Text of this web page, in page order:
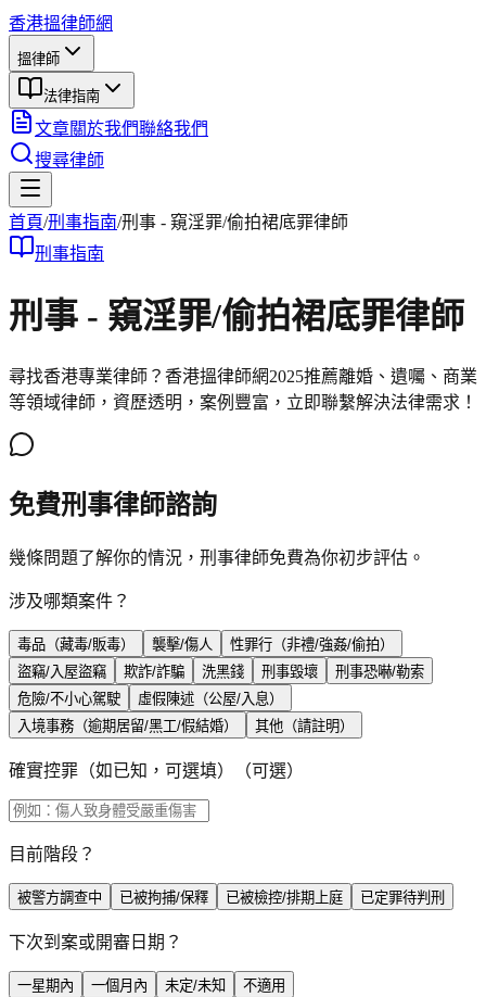
香港搵律師網
搵律師
法律指南
文章關於我們聯絡我們
搜尋律師
首頁/刑事指南/刑事 - 窺淫罪/偷拍裙底罪律師
刑事指南
刑事 - 窺淫罪/偷拍裙底罪律師
尋找香港專業律師？香港搵律師網2025推薦離婚、遺囑、商業
等領域律師，資歷透明，案例豐富，立即聯繫解決法律需求！
免費刑事律師諮詢
幾條問題了解你的情況，刑事律師免費為你初步評估。
涉及哪類案件？
毒品（藏毒/販毒） 襲擊/傷人
性罪行（非禮/強姦/偷拍）
盜竊/入屋盜竊
欺詐/詐騙 洗黑錢 刑事毀壞
刑事恐嚇/勒索
危險/不小心駕駛
虛假陳述（公屋/入息）
入境事務（逾期居留/黑工/假結婚）
其他（請註明）
確實控罪（如已知，可選填） （可選）
目前階段？
被警方調查中 已被拘捕/保釋 已被檢控/排期上庭 已定罪待判刑
下次到案或開審日期？
一星期內 一個月內 未定/未知 不適用